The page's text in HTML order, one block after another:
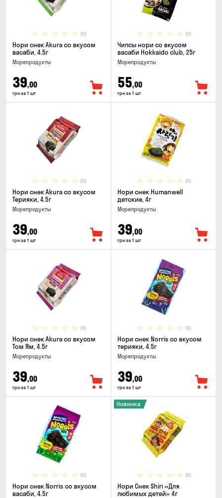
(0)
Нори снек Akura со вкусом
васаби, 4.5г
Морепродукты
39,00
грн за 1 шт
(0)
Чипсы нори со вкусом
васаби Hokkaido club, 25г
Морепродукты
55,00
грн за 1 шт
(0)
Нори снек Akura со вкусом
Терияки, 4.5г
Морепродукты
39,00
грн за 1 шт
(0)
Нори снек Humanwell
детские, 4г
Морепродукты
39,00
грн за 1 шт
(0)
Нори снек Akura со вкусом
Том Ям, 4.5г
Морепродукты
39,00
грн за 1 шт
(0)
Нори снек Norris со вкусом
терияки, 4.5г
Морепродукты
39,00
грн за 1 шт
(0)
Нори снек Norris со вкусом
васаби, 4.5г
(0)
Новинка
Нори Снек Shiri «Для
любимых детей» 4г